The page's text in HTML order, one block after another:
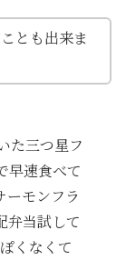
とも出来ま
た三つ星フ
早速食べて
ーモンフラ
弁当試して
くなくて